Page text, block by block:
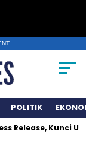
POLITIK
Kunci UMKM